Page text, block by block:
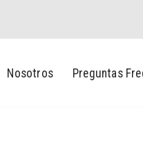
Nosotros Preguntas